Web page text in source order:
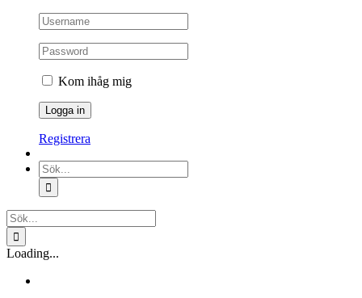
Kom ihåg mig
Registrera
Sök
efter:
Sök
efter:
Loading...